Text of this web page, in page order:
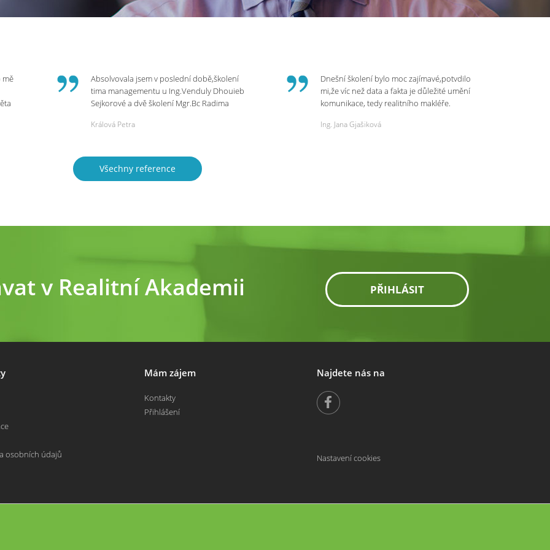
mě
Absolvovala jsem v poslední době,školení
tima managementu u Ing.Venduly Dhouieb
Sejkorové a dvě školení Mgr.Bc Radima
doporučit,neboť mi změnily pohled na
Králová Petra
Dnešní školení bylo moc zajímavé,potvdilo
mi,že víc než data a fakta je důležité umění
komunikace, tedy realitního makléře.
rozhovor či náběr u klienta. Výsledkem je
Ing. Jana Gjašiková
Všechny reference
PŘIHLÁSIT
v Realitní Akademii
osobních údajů
Mám zájem
Kontakty
Přihlášení
Najdete nás na
Nastavení cookies